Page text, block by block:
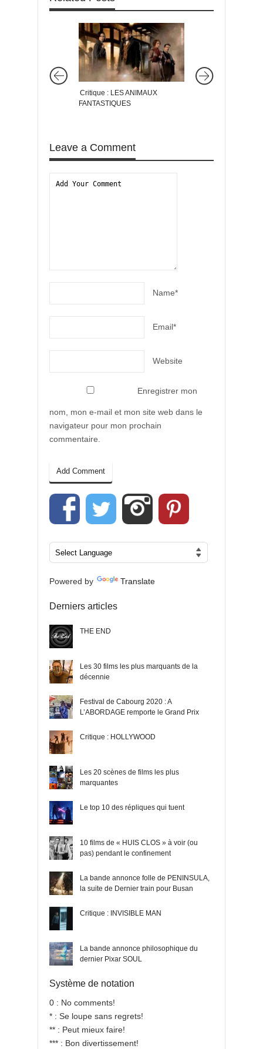
Critique : LES ANIMAUX
FANTASTIQUES
Leave a Comment
Name*
Email*
Website
Enregistrer mon
nom, mon e-mail et mon site web dans le
navigateur pour mon prochain
commentaire.
Powered by Translate
Derniers articles
THE END
Les 30 films les plus marquants de la
décennie
Festival de Cabourg 2020 : A
L’ABORDAGE remporte le Grand Prix
Critique : HOLLYWOOD
Les 20 scènes de films les plus
marquantes
Le top 10 des répliques qui tuent
10 films de « HUIS CLOS » à voir (ou
pas) pendant le confinement
La bande annonce folle de PENINSULA,
la suite de Dernier train pour Busan
Critique : INVISIBLE MAN
La bande annonce philosophique du
dernier Pixar SOUL
Système de notation
0 : No comments!
* : Se loupe sans regrets!
** : Peut mieux faire!
*** : Bon divertissement!